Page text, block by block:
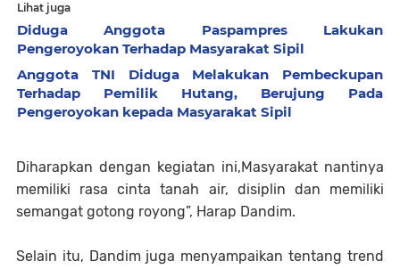
Lihat juga
Diduga Anggota Paspampres Lakukan
Pengeroyokan Terhadap Masyarakat Sipil
Anggota TNI Diduga Melakukan Pembeckupan
Terhadap Pemilik Hutang, Berujung Pada
Pengeroyokan kepada Masyarakat Sipil
Diharapkan dengan kegiatan ini,Masyarakat nantinya
memiliki rasa cinta tanah air, disiplin dan memiliki
semangat gotong royong”, Harap Dandim.
Selain itu, Dandim juga menyampaikan tentang trend